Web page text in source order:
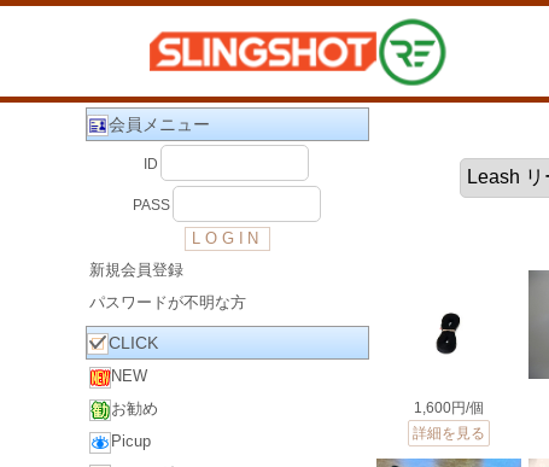
会員メニュー
ID
PASS
新規会員登録
パスワードが不明な方
CLICK
NEW
お勧め
Picup
1,600円/個
詳細を見る